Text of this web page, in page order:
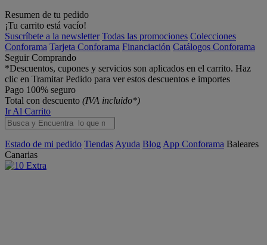
Resumen de tu pedido
¡Tu carrito está vacío!
Suscríbete a la newsletter Todas las promociones Colecciones
Conforama Tarjeta Conforama Financiación Catálogos Conforama
Seguir Comprando
*Descuentos, cupones y servicios son aplicados en el carrito. Haz
clic en Tramitar Pedido para ver estos descuentos e importes
Pago 100% seguro
Total con descuento (IVA incluido*)
Ir Al Carrito
Estado de mi pedido Tiendas Ayuda Blog App Conforama Baleares
Canarias